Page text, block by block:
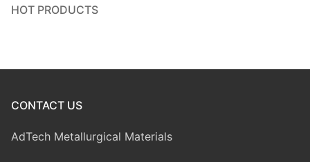
HOT PRODUCTS
CONTACT US
AdTech Metallurgical Materials